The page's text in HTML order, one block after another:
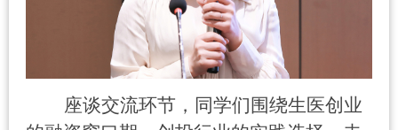
座谈交流环节，同学们围绕生医创业